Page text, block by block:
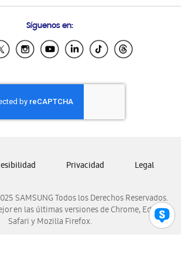
Samsung Ecuador
Samsung El Salvador
Samsung Honduras
Samsung Nicaragua
Samsung Panamá
Samsung Venezuela
Síguenos en:
SAMSUNG Todos los Derechos Reservados.
en las últimas versiones de Chrome, Edge,
Safari y Mozilla Firefox.
Privacidad Legal